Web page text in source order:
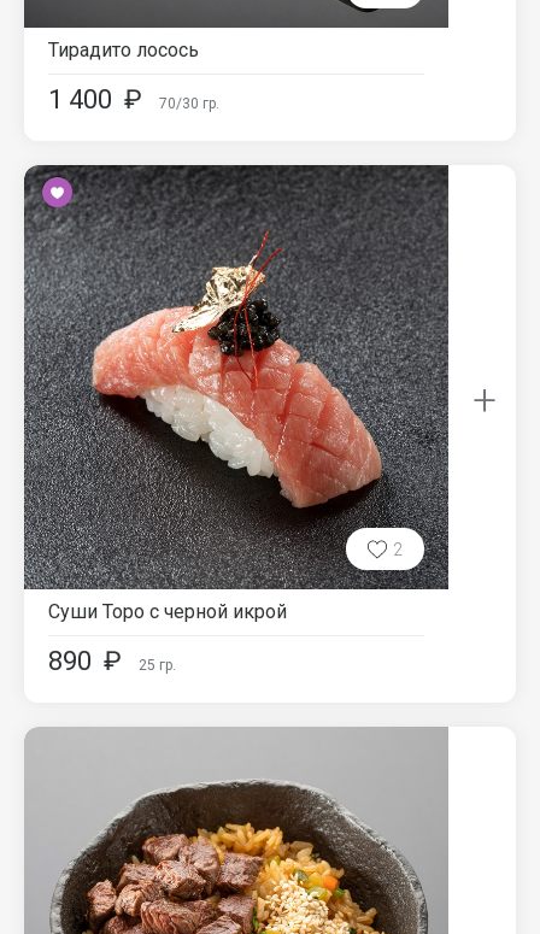
Тирадито лосось
1 400 ₽ 70/30 гр.
2
Суши Торо с черной икрой
890 ₽ 25 гр.
+